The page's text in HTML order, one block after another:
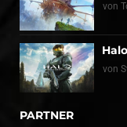
von
von
PARTNER